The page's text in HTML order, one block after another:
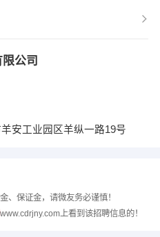
公司
安工业园区羊纵一路19号
、保证金，请微友务必谨慎！
www.cdrjny.com上看到该招聘信息的！